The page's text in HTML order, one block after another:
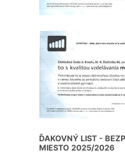
ĎAKOVNÝ LIST -
MIESTO 2025/2026